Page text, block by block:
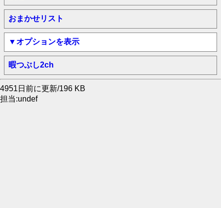
おまかせリスト
▼オプションを表示
暇つぶし2ch
4951日前に更新/196 KB
担当:undef